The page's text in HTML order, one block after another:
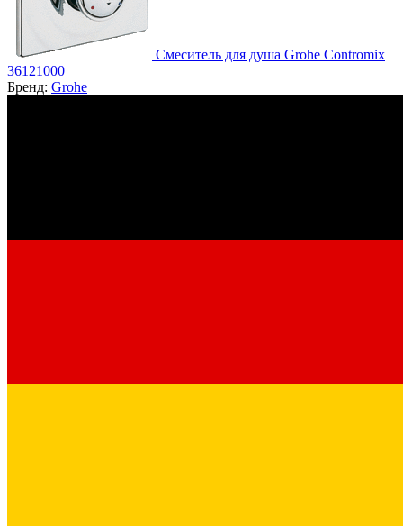
Смеситель для душа Grohe Contromix
36121000
Бренд: Grohe